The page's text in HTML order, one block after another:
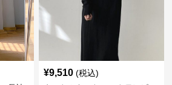
¥9,510 (税込)